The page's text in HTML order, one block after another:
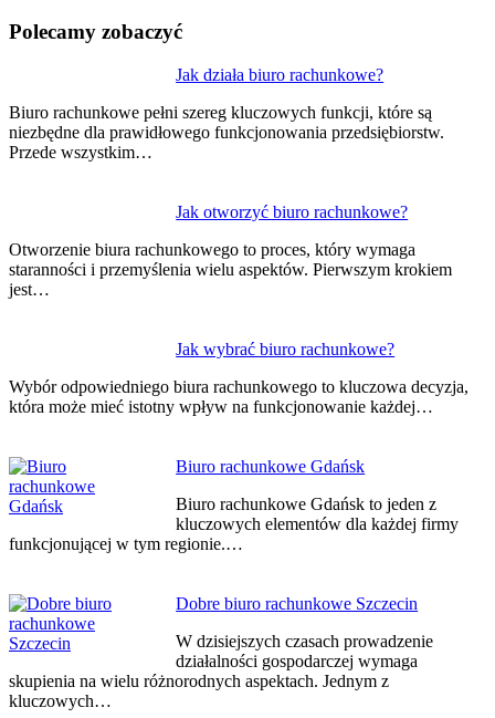
Polecamy zobaczyć
Jak działa biuro rachunkowe?
Biuro rachunkowe pełni szereg kluczowych funkcji, które są
niezbędne dla prawidłowego funkcjonowania przedsiębiorstw.
Przede wszystkim…
Jak otworzyć biuro rachunkowe?
Otworzenie biura rachunkowego to proces, który wymaga
staranności i przemyślenia wielu aspektów. Pierwszym krokiem
jest…
Jak wybrać biuro rachunkowe?
Wybór odpowiedniego biura rachunkowego to kluczowa decyzja,
która może mieć istotny wpływ na funkcjonowanie każdej…
Biuro rachunkowe Gdańsk
Biuro rachunkowe Gdańsk to jeden z
kluczowych elementów dla każdej firmy
funkcjonującej w tym regionie.…
Dobre biuro rachunkowe Szczecin
W dzisiejszych czasach prowadzenie
działalności gospodarczej wymaga
skupienia na wielu różnorodnych aspektach. Jednym z
kluczowych…
wpisu